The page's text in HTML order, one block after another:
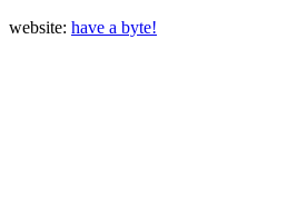
website: have a byte!